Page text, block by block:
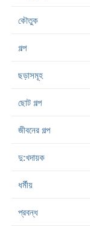
কৌতুক
গল্প
ছড়াসমূহ
ছোট গল্প
জীবনের গল্প
দু:খদায়ক
ধর্মীয়
প্রবন্ধ